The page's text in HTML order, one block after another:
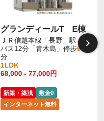
グランディールT E棟
ＪＲ信越本線「長野」駅
バス12分「青木島」停歩6
分
1LDK
68,000 - 77,000円
新築・築浅
敷金0
インターネット無料